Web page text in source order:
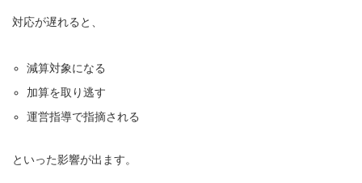
対応が遅れると、
減算対象になる
加算を取り逃す
運営指導で指摘される
といった影響が出ます。